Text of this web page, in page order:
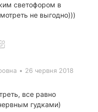
светофором в
не выгодно)))
• 26 червня 2018
все равно
гудками)